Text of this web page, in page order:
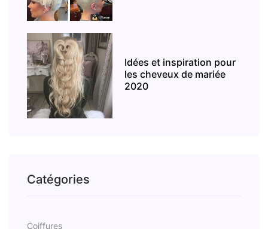
Idées et inspiration pour
les cheveux de mariée
2020
Catégories
Coiffures